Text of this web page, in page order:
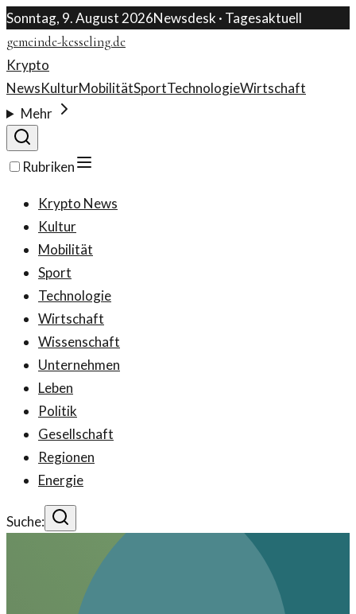
Sonntag, 9. August 2026Newsdesk · Tagesaktuell
gemeinde-kesseling.de
Krypto
NewsKulturMobilitätSportTechnologieWirtschaft
Mehr
Rubriken
Krypto News
Kultur
Mobilität
Sport
Technologie
Wirtschaft
Wissenschaft
Unternehmen
Leben
Politik
Gesellschaft
Regionen
Energie
Suche: